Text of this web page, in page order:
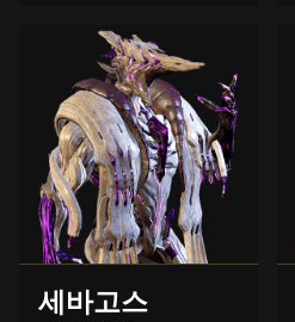
세바고스